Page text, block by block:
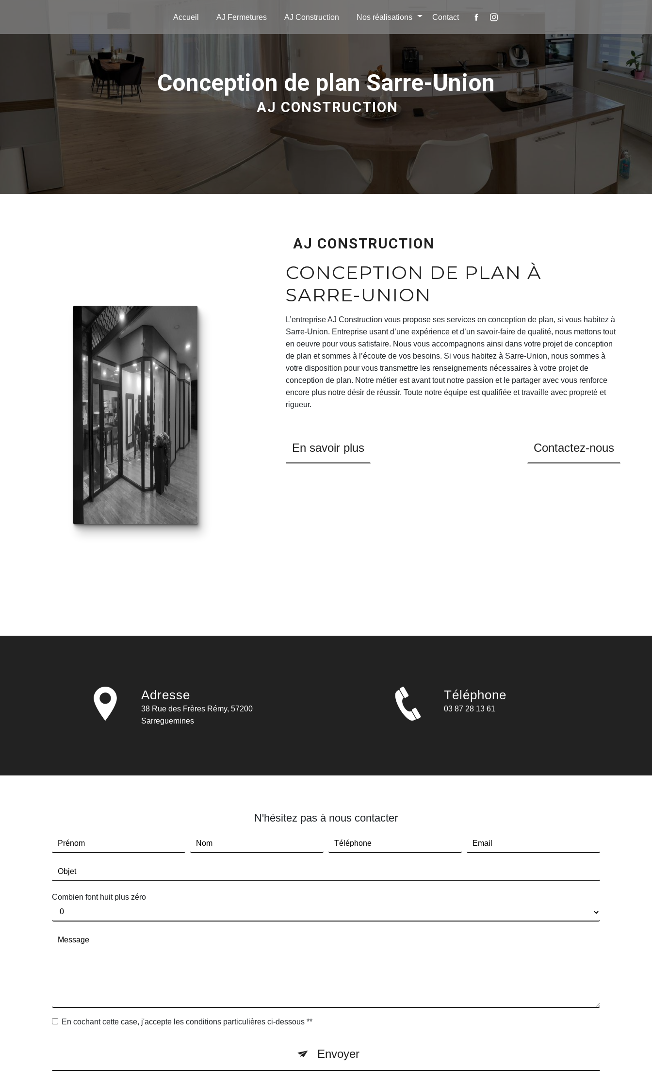
Accueil AJ Fermetures AJ Construction Nos réalisations Contact
conception de plan Sarre-Union
AJ CONSTRUCTION
AJ CONSTRUCTION
CONCEPTION DE PLAN À
SARRE-UNION
L’entrepriseAJ Construction vous propose ses services en conception de plan, si vous habitez à
Sarre-Union. Entreprise usant d’une expérience et d’un savoir-faire de qualité, nous mettons tout
en oeuvre pour vous satisfaire. Nous vous accompagnons ainsi dans votre projet de conception
de plan et sommes à l’écoute de vos besoins. Si vous habitez à Sarre-Union, nous sommes à
votre disposition pour vous transmettre les renseignements nécessaires à votre projet de
conception de plan. Notre métier est avant tout notre passion et le partager avec vous renforce
encore plus notre désir de réussir. Toute notre équipe est qualifiée et travaille avec propreté et
rigueur.
En savoir plus Contactez-nous
Adresse
38 Rue des Frères Rémy, 57200
Sarreguemines
Téléphone
03 87 28 13 61
N'hésitez pas à nous contacter
Combien font huit plus zéro
En cochant cette case, j'accepte les conditions particulières ci-dessous **
Envoyer